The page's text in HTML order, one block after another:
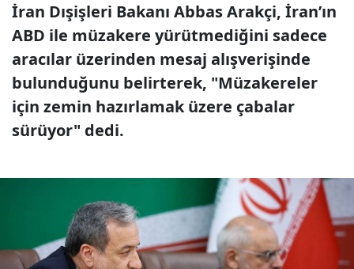
İran Dışişleri Bakanı Abbas Arakçi, İran’ın
ABD ile müzakere yürütmediğini sadece
aracılar üzerinden mesaj alışverişinde
bulunduğunu belirterek, "Müzakereler
için zemin hazırlamak üzere çabalar
sürüyor" dedi.